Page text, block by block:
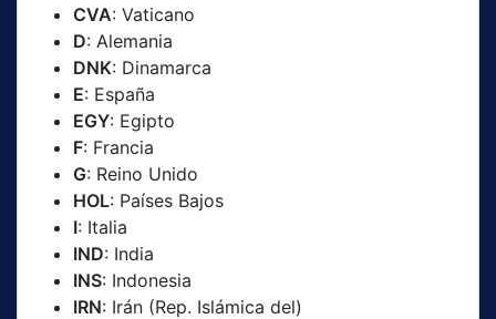
CVA: Vaticano
D: Alemania
DNK: Dinamarca
E: España
EGY: Egipto
F: Francia
G: Reino Unido
HOL: Países Bajos
I: Italia
IND: India
INS: Indonesia
IRN: Irán (Rep. Islámica del)